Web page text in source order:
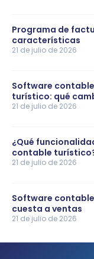
Programa de
características
21 de julio de 2026
Software
turístico: qué
21 de julio de 2026
¿Qué
contable
21 de julio de 2026
Software
cuesta a ventas
21 de julio de 2026